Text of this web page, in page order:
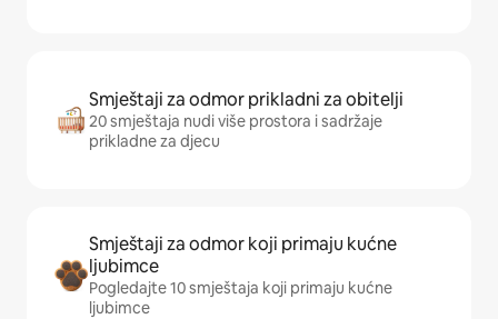
Smještaji za odmor prikladni za obitelji
20 smještaja nudi više prostora i sadržaje
prikladne za djecu
Smještaji za odmor koji primaju kućne
ljubimce
Pogledajte 10 smještaja koji primaju kućne
ljubimce